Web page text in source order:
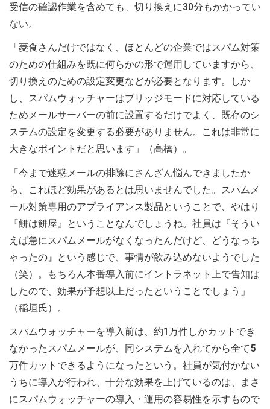
受信の確認作業を含めても、切り換えに30分もかかってい
ない。
「菱食さんだけではなく、ほとんどの企業ではスパム対策
のための仕組みを既に何らかの形で運用していますから、
切り換えのための設定変更などが必要となります。しか
し、スパムウォッチャーはブリッジモードに対応している
ためメールサーバーの前に設置するだけでよく、既存のシ
ステムの設定を変更する必要がありません。これは非常に
大きなポイントだと思います」（高橋）。
「今まで迷惑メールの排除にさんざん悩んできましたか
ら、これほど効果があるとは思いませんでした。スパムメ
ール対策専用のアプライアンス製品ということで、やはり
『餅は餅屋』ということなんでしょうね。社員は『そうい
えば急にスパムメールがなくなったんだけど、どうなっち
ゃったの』という感じで、事情が飲み込めないようでした
（笑）。もちろん本番導入前にイントラネット上で告知は
したので、効果が予想以上だったということでしょう」
（稲垣氏）。
スパムウォッチャーを導入前は、約1万件しかカットでき
なかったスパムメールが、同システムを入れてから全て5
万件カットできるようになったという。社員が気付かない
うちに導入が行われ、十分な効果を上げているのは、まさ
にスパムウォッチャーの導入・運用の容易性を示すもので